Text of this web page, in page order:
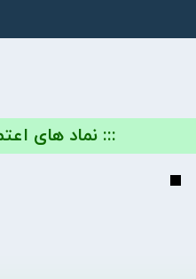
::: نماد های